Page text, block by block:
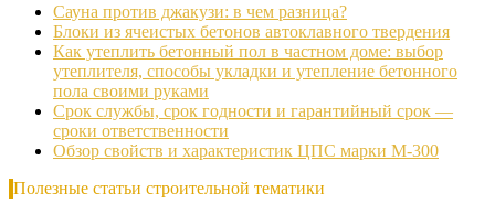
Сауна против джакузи: в чем разница?
Блоки из ячеистых бетонов автоклавного твердения
Как утеплить бетонный пол в частном доме: выбор
утеплителя, способы укладки и утепление бетонного
пола своими руками
Срок службы, срок годности и гарантийный срок —
сроки ответственности
Обзор свойств и характеристик ЦПС марки М-300
Полезные статьи строительной тематики